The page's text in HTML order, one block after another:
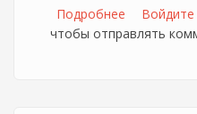
Подробнее оВойдите
чтобы отправлять